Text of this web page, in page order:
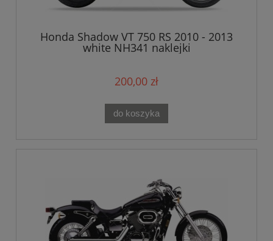
Honda Shadow VT 750 RS 2010 - 2013
white NH341 naklejki
200,00 zł
do koszyka